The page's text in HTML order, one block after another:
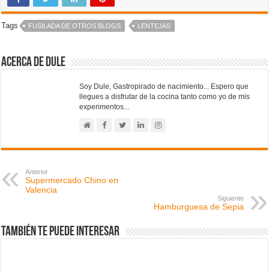
Tags FUSILADA DE OTROS BLOGS LENTEJAS
Acerca de Dule
Soy Dule, Gastropirado de nacimiento... Espero que
llegues a disfrutar de la cocina tanto como yo de mis
experimentos...
Anterior
Supermercado Chino en
Valencia
Siguiente
Hamburguesa de Sepia
También te puede interesar